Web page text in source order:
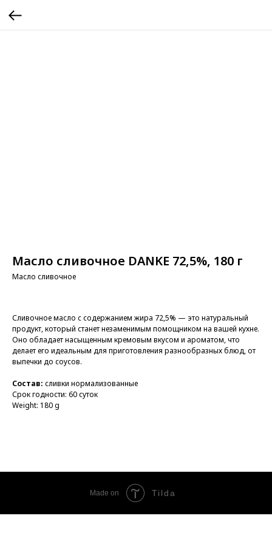
Масло сливочное DANKE 72,5%, 180 г
Масло сливочное
Сливочное масло с содержанием жира 72,5% — это натуральный
продукт, который станет незаменимым помощником на вашей кухне.
Оно обладает насыщенным кремовым вкусом и ароматом, что
делает его идеальным для приготовления разнообразных блюд, от
выпечки до соусов.
Состав: сливки нормализованные
Срок годности: 60 суток
Weight: 180 g
Made on Tilda